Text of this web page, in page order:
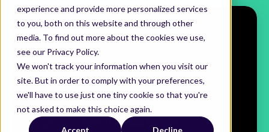
experience and provide more personalized services
to you, both on this website and through other
media. To find out more about the cookies we use,
see our Privacy Policy.
We won't track your information when you visit our
site. But in order to comply with your preferences,
we'll have to use just one tiny cookie so that you're
not asked to make this choice again.
Accept Decline